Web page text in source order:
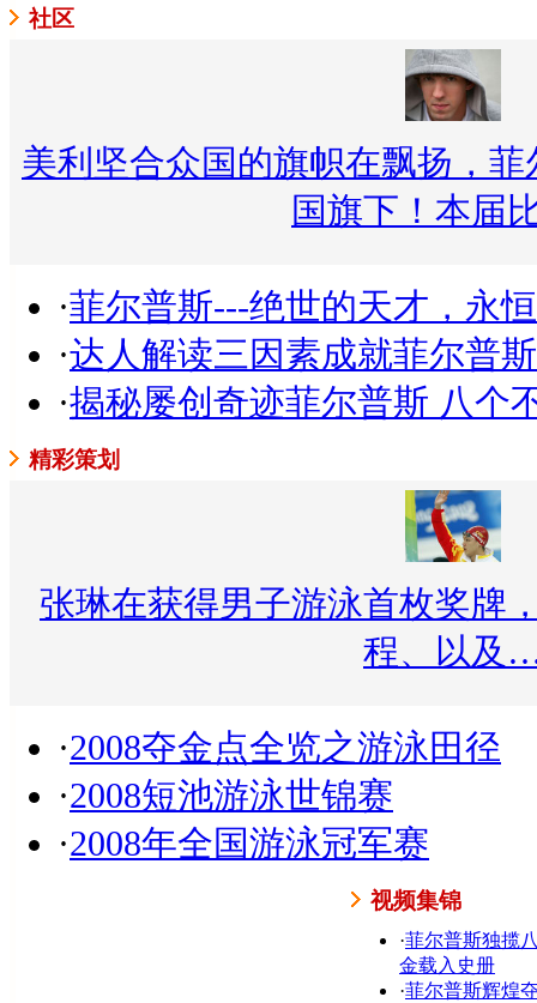
社区
美利坚合众国的旗帜在飘扬，
国旗下！本届
·菲尔普斯---绝世的天才，永
·达人解读三因素成就菲尔普
·揭秘屡创奇迹菲尔普斯 八个
精彩策划
张琳在获得男子游泳首枚奖牌
程、以及
·2008夺金点全览之游泳田径
·2008短池游泳世锦赛
·2008年全国游泳冠军赛
视频集锦
·菲尔普斯独揽
金载入史册
·菲尔普斯辉煌